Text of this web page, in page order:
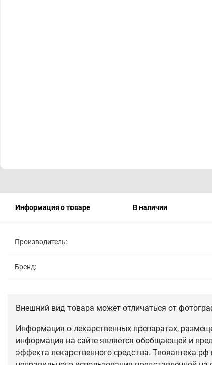
Информация о товаре В наличии
Производитель:
Бренд:
Внешний вид товара может отличаться от
Информация о лекарственных препаратах,
информация на сайте является обобщающей и
эффекта лекарственного средства.